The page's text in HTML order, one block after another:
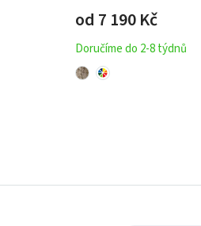
od 7 190Kč
Doručíme do 2-8 týdnů